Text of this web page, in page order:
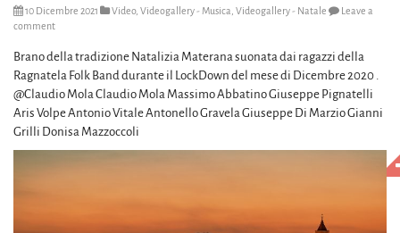
10 Dicembre 2021 Video, Videogallery - Musica Videogallery - Natale
Leave a
comment
Brano della tradizione Natalizia Materana suonata dai ragazzi della
Ragnatela Folk Band durante il LockDown del mese di Dicembre 2020 .
@Claudio Mola Claudio Mola Massimo Abbatino Giuseppe Pignatelli
Aris Volpe Antonio Vitale Antonello Gravela Giuseppe Di Marzio Gianni
Grilli Donisa Mazzoccoli